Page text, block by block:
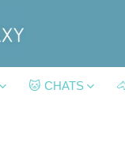
🐱 CHATS